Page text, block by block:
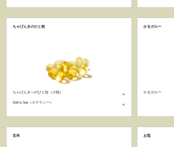
ちゃげんきのひと粒
ちゃげんきへのひと粒（小箱）
Stella Sea（ステラシー）
かるガルー
かるガルー
玄米 お塩